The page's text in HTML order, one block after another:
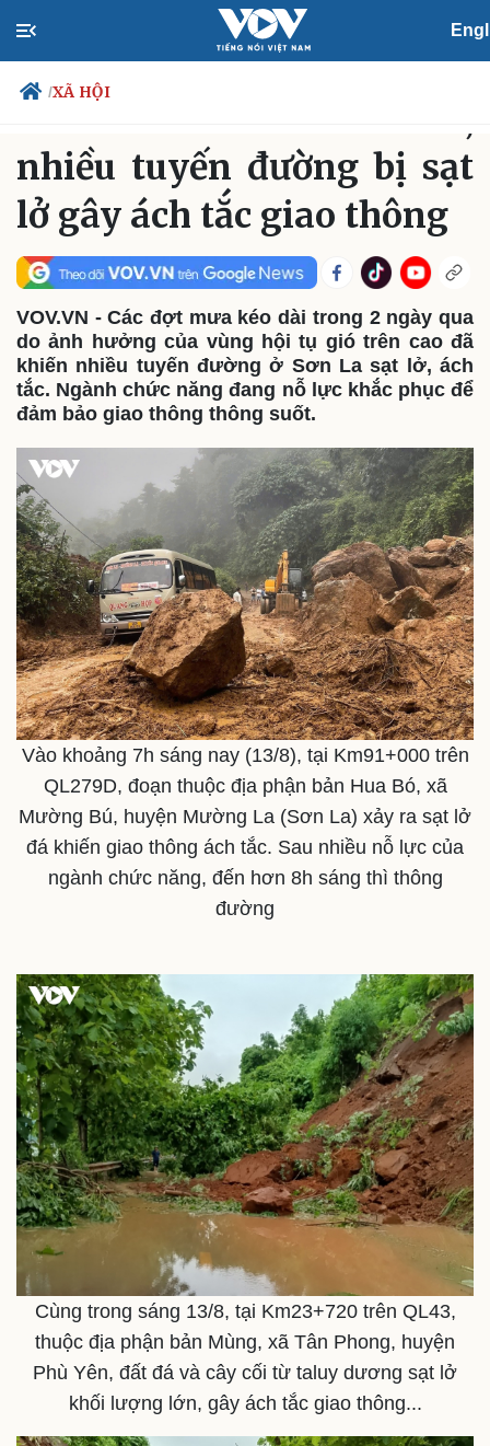
/XÃ HỘI
Chính trị
Tổ chức nhân sự
Quốc hội
Nhận diện sự thật
Xã hội
Dự báo thời tiết
Giáo dục
Dấu ấn VOV
Việc làm
Biển đảo
Cuộc sống đó đây
Hồ sơ
E-Magazine
Infographic
nhiều tuyến đường bị sạt
lở gây ách tắc giao thông
VOV.VN - Các đợt mưa kéo dài trong 2 ngày qua
do ảnh hưởng của vùng hội tụ gió trên cao đã
khiến nhiều tuyến đường ở Sơn La sạt lở, ách
tắc. Ngành chức năng đang nỗ lực khắc phục để
đảm bảo giao thông thông suốt.
Vào khoảng 7h sáng nay (13/8), tại Km91+000 trên
QL279D, đoạn thuộc địa phận bản Hua Bó, xã
Mường Bú, huyện Mường La (Sơn La) xảy ra sạt lở
đá khiến giao thông ách tắc. Sau nhiều nỗ lực của
ngành chức năng, đến hơn 8h sáng thì thông
đường
Cùng trong sáng 13/8, tại Km23+720 trên QL43,
thuộc địa phận bản Mùng, xã Tân Phong, huyện
Phù Yên, đất đá và cây cối từ taluy dương sạt lở
khối lượng lớn, gây ách tắc giao thông...